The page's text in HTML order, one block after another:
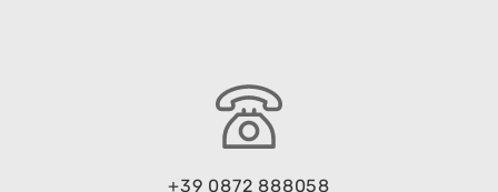
+39 0872 888058